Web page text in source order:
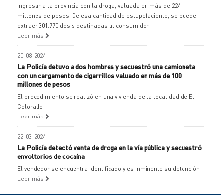
ingresar a la provincia con la droga, valuada en más de 224
millones de pesos. De esa cantidad de estupefaciente, se puede
extraer 301.770 dosis destinadas al consumidor
Leer más
20-08-2024
La Policía detuvo a dos hombres y secuestró una camioneta
con un cargamento de cigarrillos valuado en más de 100
millones de pesos
El procedimiento se realizó en una vivienda de la localidad de El
Colorado
Leer más
22-03-2024
La Policía detectó venta de droga en la vía pública y secuestró
envoltorios de cocaína
El vendedor se encuentra identificado y es inminente su detención
Leer más